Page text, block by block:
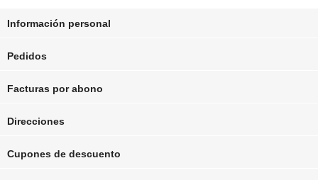
Información personal
Pedidos
Facturas por abono
Direcciones
Cupones de descuento